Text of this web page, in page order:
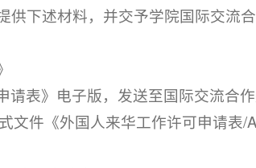
下述材料，并交予学院国际交流合
表》电子版，发送至国际交流合作
文件《外国人来华工作许可申请表/